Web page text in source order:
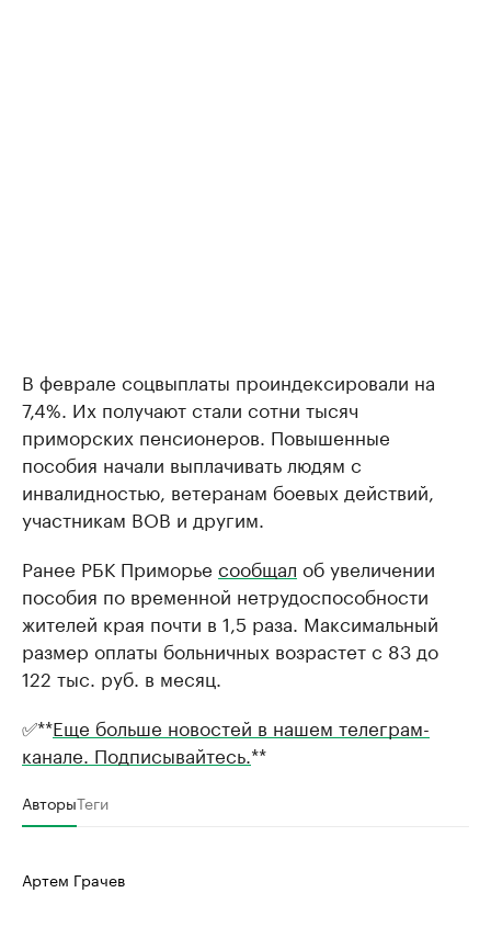
В феврале соцвыплаты проиндексировали на
7,4%. Их получают стали сотни тысяч
приморских пенсионеров. Повышенные
пособия начали выплачивать людям с
инвалидностью, ветеранам боевых действий,
участникам ВОВ и другим.
Ранее РБК Приморье сообщал об увеличении
пособия по временной нетрудоспособности
жителей края почти в 1,5 раза. Максимальный
размер оплаты больничных возрастет с 83 до
122 тыс. руб. в месяц.
✅**Еще больше новостей в нашем телеграм-
канале. Подписывайтесь. **
АвторыТеги
Артем Грачев